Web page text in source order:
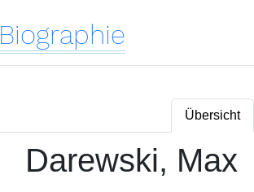
Biographie
Übersicht
Darewski, Max